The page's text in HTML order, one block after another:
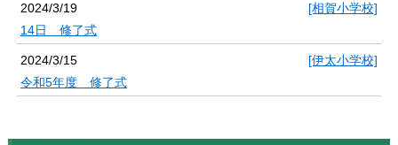
2024/3/19
[相賀小学校]
14日 修了式
2024/3/15
[伊太小学校]
令和5年度 修了式